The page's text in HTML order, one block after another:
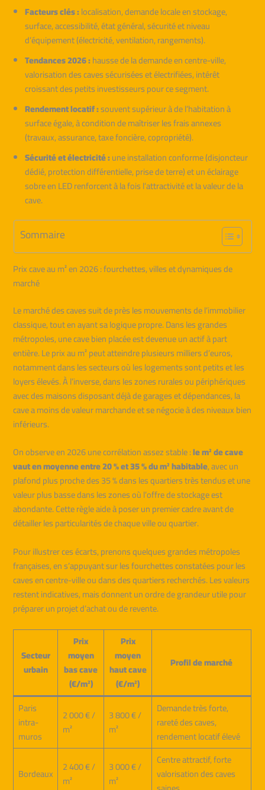
Facteurs clés :localisation, demande locale en stockage,
surface, accessibilité, état général, sécurité et niveau
d’équipement (électricité, ventilation, rangements).
Tendances 2026 :hausse de la demande en centre-ville,
valorisation des caves sécurisées et électrifiées, intérêt
croissant des petits investisseurs pour ce segment.
Rendement locatif :souvent supérieur à de l’habitation à
surface égale, à condition de maîtriser les frais annexes
(travaux, assurance, taxe foncière, copropriété).
Sécurité et électricité :une installation conforme (disjoncteur
dédié, protection différentielle, prise de terre) et un éclairage
sobre en LED renforcent à la fois l’attractivité et la valeur de la
cave.
Sommaire
Prix cave au m² en 2026 : fourchettes, villes et dynamiques de
marché
Le marché des caves suit de près les mouvements de l’immobilier
classique, tout en ayant sa logique propre. Dans les grandes
métropoles, une cave bien placée est devenue un actif à part
entière. Le prix au m² peut atteindre plusieurs milliers d’euros,
notamment dans les secteurs où les logements sont petits et les
loyers élevés. À l’inverse, dans les zones rurales ou périphériques
avec des maisons disposant déjà de garages et dépendances, la
cave a moins de valeur marchande et se négocie à des niveaux bien
inférieurs.
On observe en 2026 une corrélation assez stable :le m² de cave
vaut en moyenne entre 20 % et 35 % du m² habitable, avec un
plafond plus proche des 35 % dans les quartiers très tendus et une
valeur plus basse dans les zones où l’offre de stockage est
abondante. Cette règle aide à poser un premier cadre avant de
détailler les particularités de chaque ville ou quartier.
Pour illustrer ces écarts, prenons quelques grandes métropoles
françaises, en s’appuyant sur les fourchettes constatées pour les
caves en centre-ville ou dans des quartiers recherchés. Les valeurs
restent indicatives, mais donnent un ordre de grandeur utile pour
préparer un projet d’achat ou de revente.
Secteur
urbain
Prix
moyen
bas cave
(€/m²)
Prix
moyen
haut cave
(€/m²)
Profil de marché
Paris
intra-
muros
2 000 € /
m²
3 800 € /
m²
Demande très forte,
rareté des caves,
rendement locatif élevé
Bordeaux
2 400 € /
m²
3 000 € /
m²
Centre attractif, forte
valorisation des caves